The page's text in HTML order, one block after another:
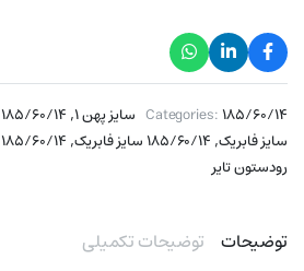
Categories:۱۸۵/۶۰/۱۴ سایز پهن ۱ , ۱۸۵/۶۰/۱۴ سایز فابریک
سایز فابریک, ۱۸۵/۶۰/۱۴ سایز فابریک , ۱۸۵/۶۰/۱۴ سایز فابریک رینگ ۱۴
رودستون تایر
توضیحات توضیحات تکمیلی